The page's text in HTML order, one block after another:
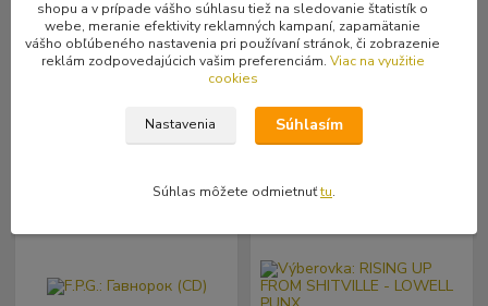
11,37 €bez DPH 1 ks 8,12 €bez DPH 1 ks
shopu a v prípade vášho súhlasu tiež na sledovanie štatistík o
webe, meranie efektivity reklamných kampaní, zapamätanie
vášho obľúbeného nastavenia pri používaní stránok, či zobrazenie
reklám zodpovedajúcich vašim preferenciám. Viac na využitie
cookies
Nastavenia Súhlasím
Súhlas môžete odmietnuťtu.